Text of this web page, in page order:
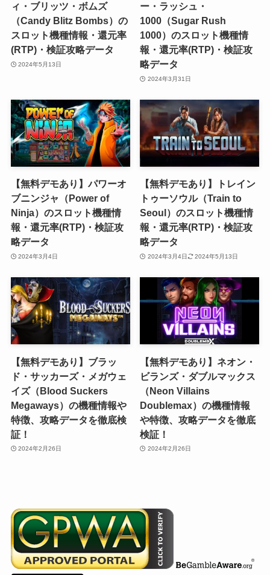
ィ・ブリッツ・ボムズ
（Candy Blitz Bombs）の
スロット機種情報・還元率
(RTP)・検証攻略データ
2024年5月13日
ー・ラッシュ・
1000（Sugar Rush
1000）のスロット機種情
報・還元率(RTP)・検証攻
略データ
2024年3月31日
【無料デモあり】パワーオ
ブニンジャ（Power of
Ninja）のスロット機種情
報・還元率(RTP)・検証攻
略データ
2024年3月4日
【無料デモあり】トレイン
トゥーソウル（Train to
Seoul）のスロット機種情
報・還元率(RTP)・検証攻
略データ
2024年3月4日 2024年5月13日
【無料デモあり】ブラッ
ド・サッカーズ・メガウェ
イズ（Blood Suckers
Megaways）の機種情報や
特徴、攻略データを徹底検
証！
2024年2月26日
【無料デモあり】ネオン・
ビランズ・ダブルマックス
（Neon Villains
Doublemax）の機種情報
や特徴、攻略データを徹底
検証！
2024年2月26日